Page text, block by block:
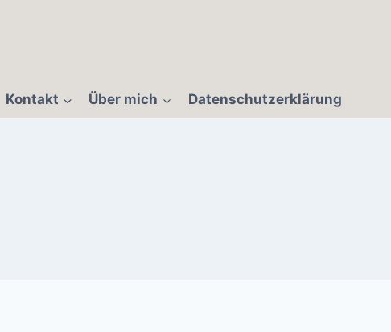
Kontakt Über mich Datenschutzerklärung